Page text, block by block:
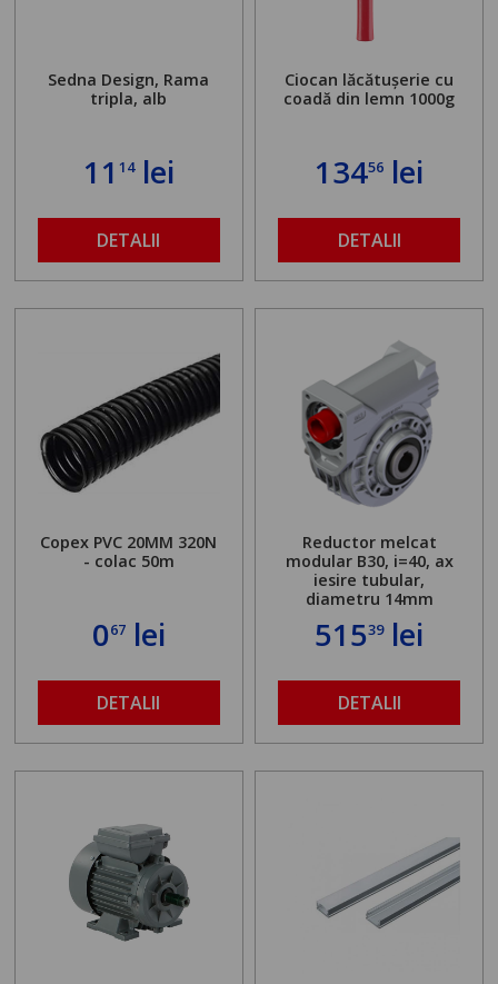
Sedna Design, Rama
tripla, alb
11 14lei
DETALII
Ciocan lăcătușerie cu
coadă din lemn 1000g
13456 lei
DETALII
Copex PVC 20MM 320N
- colac 50m
067lei
DETALII
Reductor melcat
modular B30, i=40, ax
iesire tubular,
diametru 14mm
51539lei
DETALII